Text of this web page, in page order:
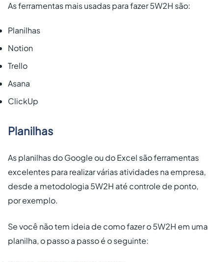
As ferramentas mais usadas para fazer 5W2H são:
Planilhas
Notion
Trello
Asana
ClickUp
Planilhas
As planilhas do Google ou do Excel são ferramentas
excelentes para realizar várias atividades na empresa,
desde a metodologia 5W2H até controle de ponto,
por exemplo.
Se você não tem ideia de como fazer o 5W2H em uma
planilha, o passo a passo é o seguinte: